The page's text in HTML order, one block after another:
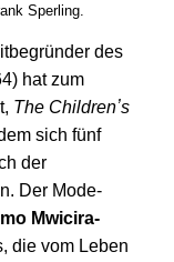
Sperling.
des
hat zum
The Childrenʼs
sich fünf
der
Der Mode­
Mwicira-
die vom Leben